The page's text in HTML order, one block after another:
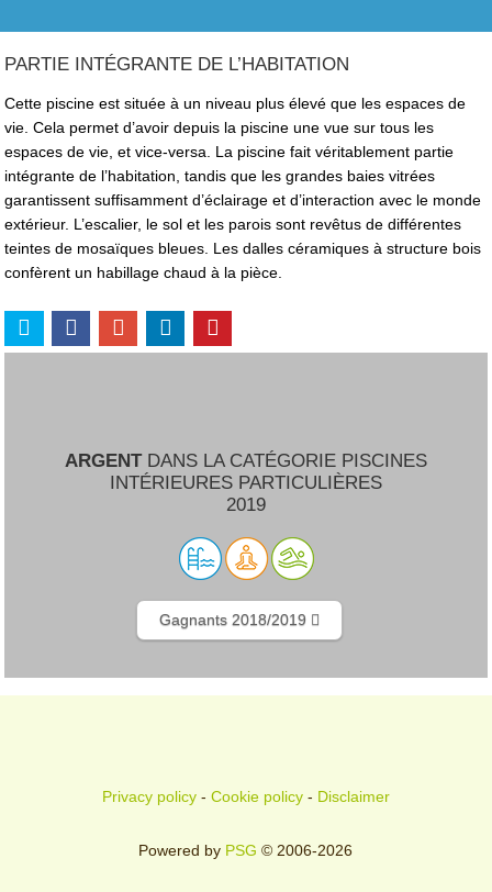
PARTIE INTÉGRANTE DE L’HABITATION
Cette piscine est située à un niveau plus élevé que les espaces de
vie. Cela permet d’avoir depuis la piscine une vue sur tous les
espaces de vie, et vice-versa. La piscine fait véritablement partie
intégrante de l’habitation, tandis que les grandes baies vitrées
garantissent suffisamment d’éclairage et d’interaction avec le monde
extérieur. L’escalier, le sol et les parois sont revêtus de différentes
teintes de mosaïques bleues. Les dalles céramiques à structure bois
confèrent un habillage chaud à la pièce.
ARGENTDANS LA CATÉGORIE PISCINES
INTÉRIEURES PARTICULIÈRES
2019
Gagnants 2018/2019
Privacy policy- Cookie policy- Disclaimer
Powered by PSG © 2006-2026